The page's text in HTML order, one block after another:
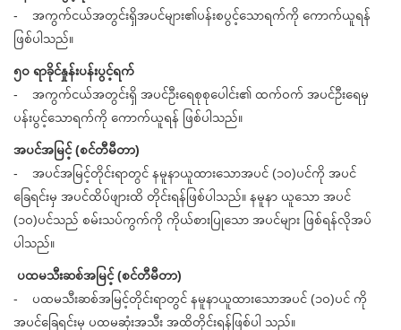
- အကွက်ငယ်အတွင်းရှိအပင်များ၏ပန်းစပွင့်သောရက်ကို ကောက်ယူရန်
ဖြစ်ပါသည်။
၅၀ ရာခိုင်နှုန်းပန်းပွင့်ရက်
- အကွက်ငယ်အတွင်းရှိ အပင်ဦးရေစုစုပေါင်း၏ ထက်ဝက် အပင်ဦးရေမှ
ပန်းပွင့်သောရက်ကို ကောက်ယူရန် ဖြစ်ပါသည်။
အပင်အမြင့် (စင်တီမီတာ)
- အပင်အမြင့်တိုင်းရာတွင် နမူနာယူထားသောအပင် (၁၀)ပင်ကို အပင်
ခြေရင်းမှ အပင်ထိပ်ဖျားထိ တိုင်းရန်ဖြစ်ပါသည်။ နမူနာ ယူသော အပင်
(၁၀)ပင်သည် စမ်းသပ်ကွက်ကို ကိုယ်စားပြုသော အပင်များ ဖြစ်ရန်လိုအပ်
ပါသည်။
ပထမသီးဆစ်အမြင့် (စင်တီမီတာ)
- ပထမသီးဆစ်အမြင့်တိုင်းရာတွင် နမူနာယူထားသောအပင် (၁၀)ပင် ကို
အပင်ခြေရင်းမှ ပထမဆုံးအသီး အထိတိုင်းရန်ဖြစ်ပါ သည်။